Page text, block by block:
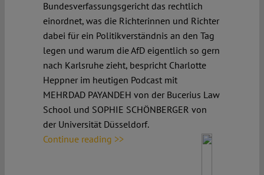
Bundesverfassungsgericht das rechtlich
einordnet, was die Richterinnen und Richter
dabei für ein Politikverständnis an den Tag
legen und warum die AfD eigentlich so gern
nach Karlsruhe zieht, bespricht Charlotte
Heppner im heutigen Podcast mit
MEHRDAD PAYANDEH von der Bucerius Law
School und SOPHIE SCHÖNBERGER von
der Universität Düsseldorf.
Continue reading >>